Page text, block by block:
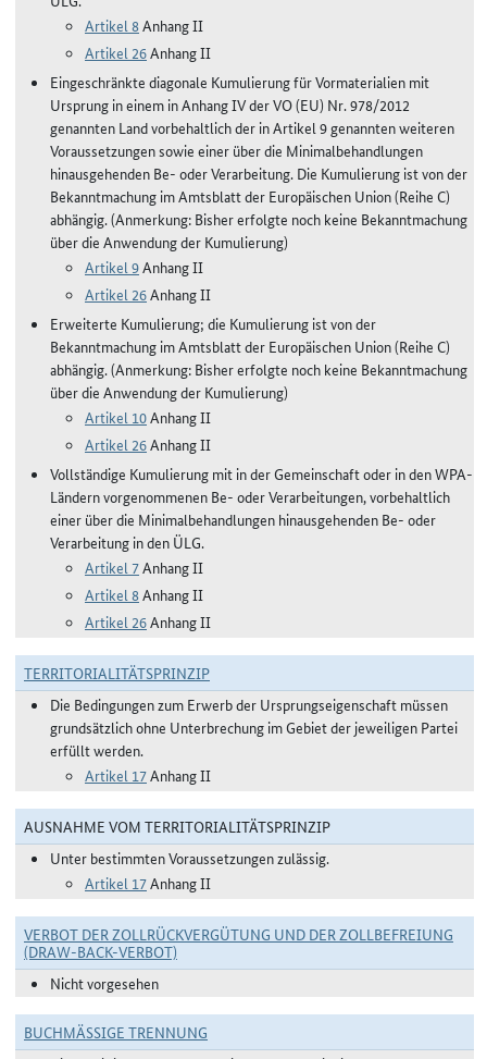
Artikel 8Anhang II
Artikel 26Anhang II
Eingeschränkte diagonale Kumulierung für Vormaterialien mit
Ursprung in einem in Anhang IV der VO (EU) Nr. 978/2012
genannten Land vorbehaltlich der in Artikel 9 genannten weiteren
Voraussetzungen sowie einer über die Minimalbehandlungen
hinausgehenden Be- oder Verarbeitung. Die Kumulierung ist von der
Bekanntmachung im Amtsblatt der Europäischen Union (Reihe C)
abhängig. (Anmerkung: Bisher erfolgte noch keine Bekanntmachung
über die Anwendung der Kumulierung)
Artikel 9Anhang II
Artikel 26Anhang II
Erweiterte Kumulierung; die Kumulierung ist von der
Bekanntmachung im Amtsblatt der Europäischen Union (Reihe C)
abhängig. (Anmerkung: Bisher erfolgte noch keine Bekanntmachung
über die Anwendung der Kumulierung)
Artikel 10Anhang II
Artikel 26Anhang II
Vollständige Kumulierung mit in der Gemeinschaft oder in den WPA-
Ländern vorgenommenen Be- oder Verarbeitungen, vorbehaltlich
einer über die Minimalbehandlungen hinausgehenden Be- oder
Verarbeitung in den ÜLG.
Artikel 7Anhang II
Artikel 8Anhang II
Artikel 26Anhang II
TERRITORIALITÄTSPRINZIP
Die Bedingungen zum Erwerb der Ursprungseigenschaft müssen
grundsätzlich ohne Unterbrechung im Gebiet der jeweiligen Partei
erfüllt werden.
Artikel 17Anhang II
AUSNAHME VOM TERRITORIALITÄTSPRINZIP
Unter bestimmten Voraussetzungen zulässig.
Artikel 17Anhang II
VERBOT DER ZOLLRÜCKVERGÜTUNG UND DER ZOLLBEFREIUNG
(DRAW-BACK-VERBOT)
Nicht vorgesehen
BUCHMÄSSIGE TRENNUNG